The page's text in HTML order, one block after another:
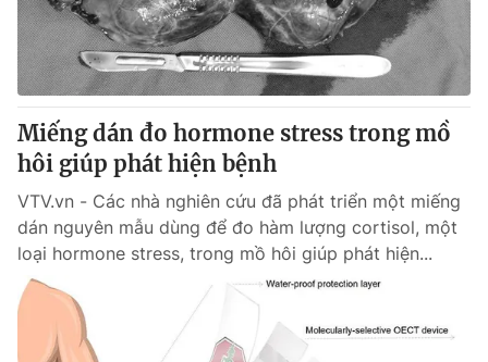
® Cấm sao chép dưới mọi hình thức nếu không có sự chấp
thuận bằng văn bản. Ghi rõ nguồn VTV.vn khi phát hành lại
thông tin từ website này.
Miếng dán đo hormone stress trong mồ
hôi giúp phát hiện bệnh
VTV.vn - Các nhà nghiên cứu đã phát triển một miếng
dán nguyên mẫu dùng để đo hàm lượng cortisol, một
loại hormone stress, trong mồ hôi giúp phát hiện...